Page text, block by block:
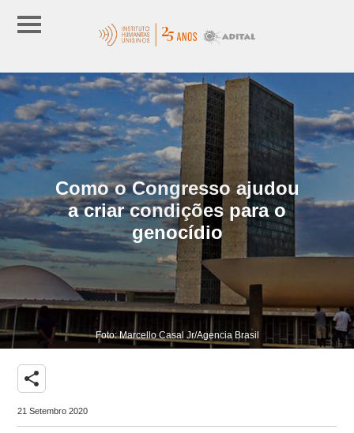
Como o Congresso ajudou
a criar condições para o
genocídio
Foto: Marcello Casal Jr/Agencia Brasil
share
21 Setembro 2020